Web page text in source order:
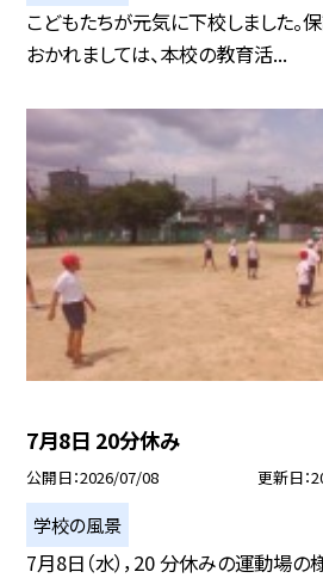
こどもたちが元気に下校しました。
おかれましては、本校の教育活...
7月8日 20分休み
公開日 2026/07/08 更新日
学校の風景
7月8日（水），20 分休みの運動場の